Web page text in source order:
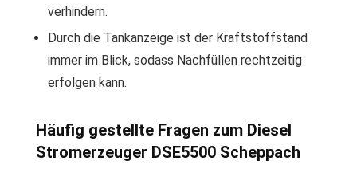
verhindern.
Durch die Tankanzeige ist der Kraftstoffstand
immer im Blick, sodass Nachfüllen rechtzeitig
erfolgen kann.
Häufig gestellte Fragen zum Diesel
Stromerzeuger DSE5500 Scheppach